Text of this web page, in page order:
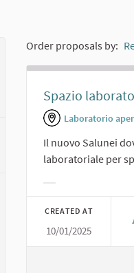
Order proposals by:
Spazio
Laboratorio
Il nuovo Salunei
laboratoriale per
CREATED AT
10/01/2025